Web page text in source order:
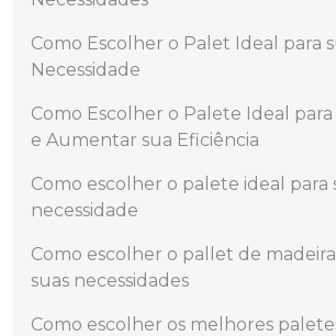
Como Escolher o Palet Ideal para
Necessidade
Como Escolher o Palete Ideal
e Aumentar sua Eficiência
Como escolher o palete ideal para
necessidade
Como escolher o pallet de
suas necessidades
Como escolher os melhores